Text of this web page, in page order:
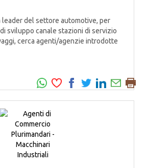
leader del settore automotive, per
sviluppo canale stazioni di servizio
cerca agenti/agenzie introdotte